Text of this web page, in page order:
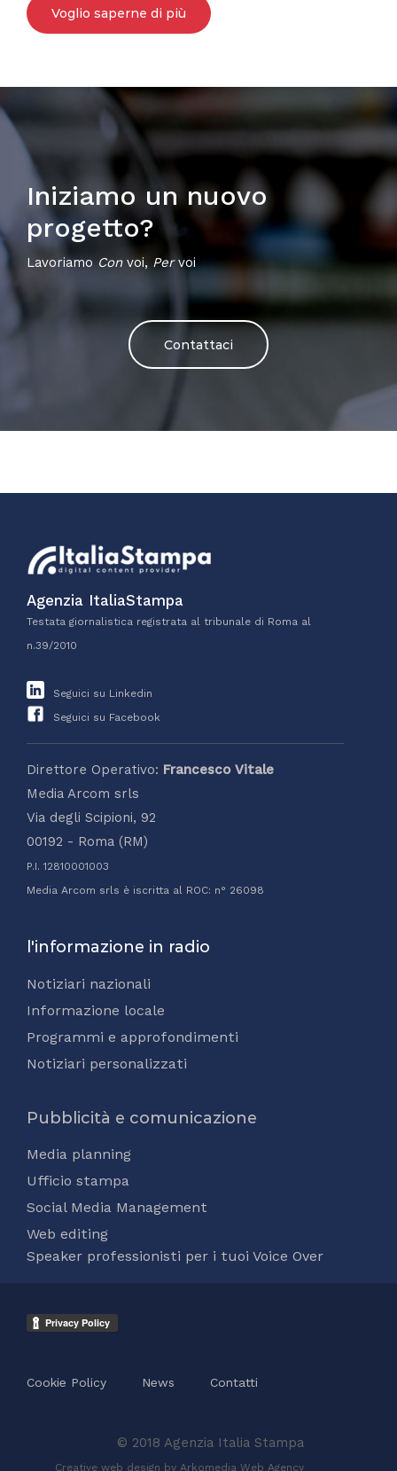
Voglio saperne di più
Iniziamo un nuovo
progetto?
LavoriamoConvoi, Pervoi
Contattaci
Agenzia ItaliaStampa
Testata giornalistica registrata al tribunale di Roma al
n.39/2010
Seguici su Linkedin
Seguici su Facebook
Direttore Operativo: Francesco Vitale
Media Arcom srls
Via degli Scipioni, 92
00192 - Roma (RM)
P.I. 12810001003
Media Arcom srls è iscritta al ROC: n° 26098
l'informazione in radio
Notiziari nazionali
Informazione locale
Programmi e approfondimenti
Notiziari personalizzati
Pubblicità e comunicazione
Media planning
Ufficio stampa
Social Media Management
Web editing
Speaker professionisti per i tuoi Voice Over
Cookie Policy News Contatti
© 2018 Agenzia Italia Stampa
Creative web design by Arkomedia Web Agency